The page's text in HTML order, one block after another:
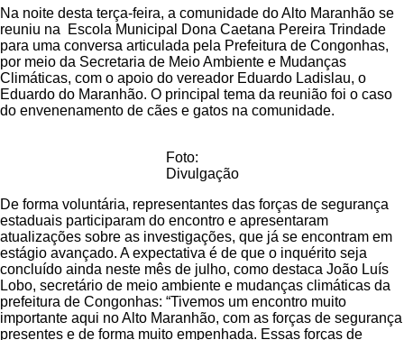
Na noite desta terça-feira, a comunidade do Alto Maranhão se
reuniu na Escola Municipal Dona Caetana Pereira Trindade
para uma conversa articulada pela Prefeitura de Congonhas,
por meio da Secretaria de Meio Ambiente e Mudanças
Climáticas, com o apoio do vereador Eduardo Ladislau, o
Eduardo do Maranhão. O principal tema da reunião foi o caso
do envenenamento de cães e gatos na comunidade.
Foto:
Divulgação
De forma voluntária, representantes das forças de segurança
estaduais participaram do encontro e apresentaram
atualizações sobre as investigações, que já se encontram em
estágio avançado. A expectativa é de que o inquérito seja
concluído ainda neste mês de julho, como destaca João Luís
Lobo, secretário de meio ambiente e mudanças climáticas da
prefeitura de Congonhas: “Tivemos um encontro muito
importante aqui no Alto Maranhão, com as forças de segurança
presentes e de forma muito empenhada. Essas forças de